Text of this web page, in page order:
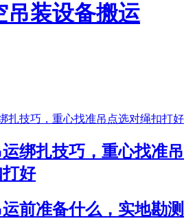
吊装设备搬运
绑扎技巧，重心找准吊
好
前准备什么，实地勘测